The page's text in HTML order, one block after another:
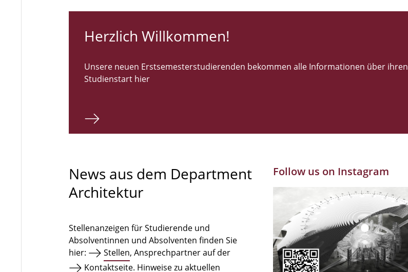
Herzlich Willkommen!
Unsere neuen Erstsemesterstudierenden bekommen alle Informationen über ihren
Studienstart hier
News aus dem Department
Architektur
Stellenanzeigen für Studierende und
Absolventinnen und Absolventen finden Sie
hier:
Stellen, Ansprechpartner auf der
Kontaktseite. Hinweise zu aktuellen
Follow us on Instagram